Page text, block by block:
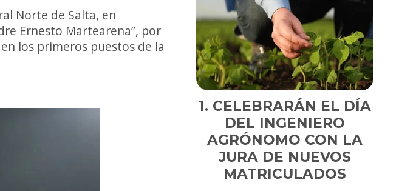
Norte de Salta, en
Ernesto Martearena”, por
los primeros puestos de la
CELEBRARÁN EL DÍA
DEL INGENIERO
AGRÓNOMO CON LA
JURA DE NUEVOS
MATRICULADOS